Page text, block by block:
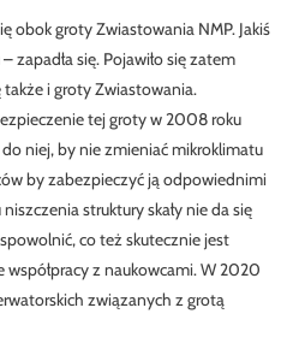
obok groty Zwiastowania NMP. Jakiś
zapadła się. Pojawiło się zatem
i groty Zwiastowania.
tej groty w 2008 roku
niej, by nie zmieniać mikroklimatu
by zabezpieczyć ją odpowiednimi
struktury skały nie da się
co też skutecznie jest
z naukowcami. W 2020
związanych z grotą